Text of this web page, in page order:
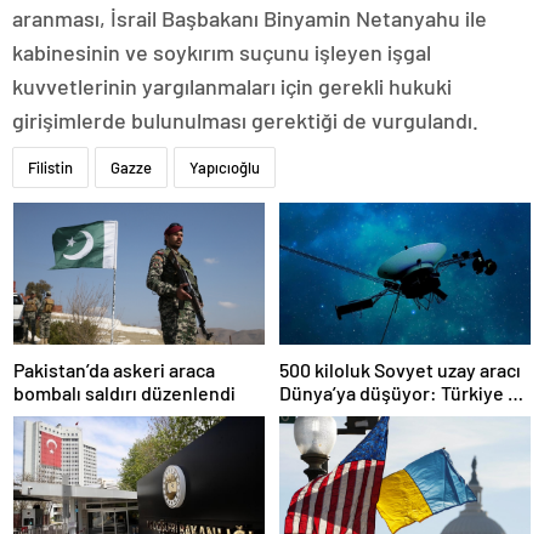
aranması, İsrail Başbakanı Binyamin Netanyahu ile
kabinesinin ve soykırım suçunu işleyen işgal
kuvvetlerinin yargılanmaları için gerekli hukuki
girişimlerde bulunulması gerektiği de vurgulandı.
Filistin Gazze Yapıcıoğlu
Pakistan’da askeri araca
bombalı saldırı düzenlendi
500 kiloluk Sovyet uzay aracı
Dünya’ya düşüyor: Türkiye de
risk altında